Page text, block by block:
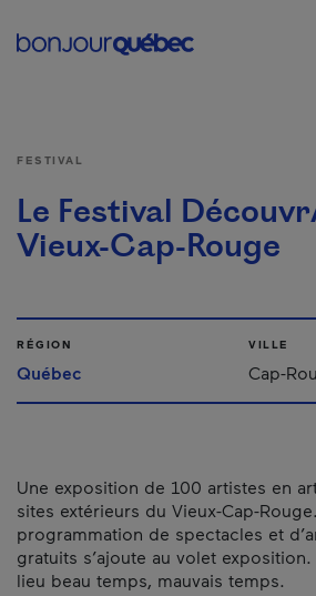
Main
FESTIVAL
Le Festival
Vieux-Cap-Rouge
RÉGION
Québec
VILLE
Cap-
Une exposition de 100 artistes en
sites extérieurs du Vieux-Cap-
programmation de spectacles et
gratuits s’ajoute au volet
lieu beau temps, mauvais temps.